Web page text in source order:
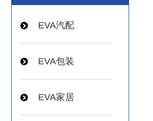
EVA汽配
EVA包装
EVA家居